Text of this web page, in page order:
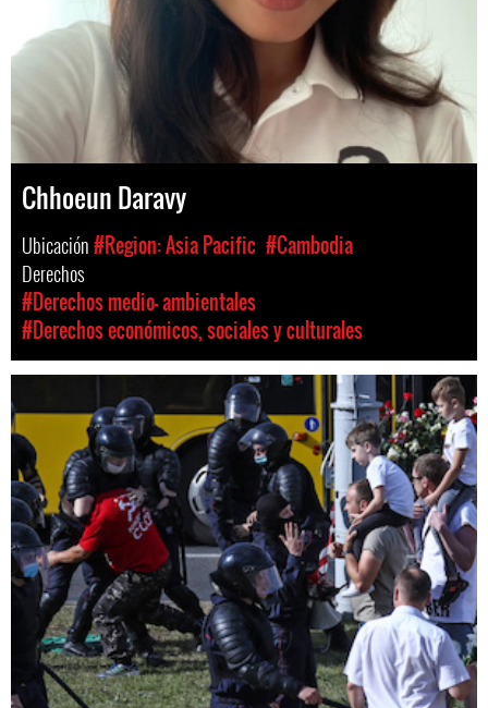
Chhoeun Daravy
Ubicación#Region: Asia Pacific #Cambodia
Derechos
#Derechos medio- ambientales
#Derechos económicos, sociales y culturales